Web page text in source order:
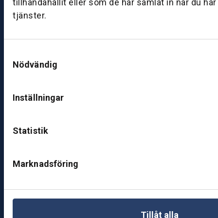
tjänster.
Nödvändig
Inställningar
Statistik
Marknadsföring
Tillåt alla
0
0
1
0
ik
ö
e